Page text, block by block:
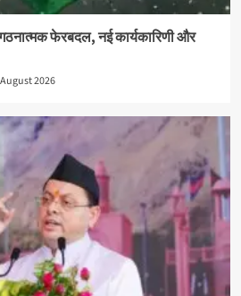
फेरबदल, नई कार्यकारिणी और
2026